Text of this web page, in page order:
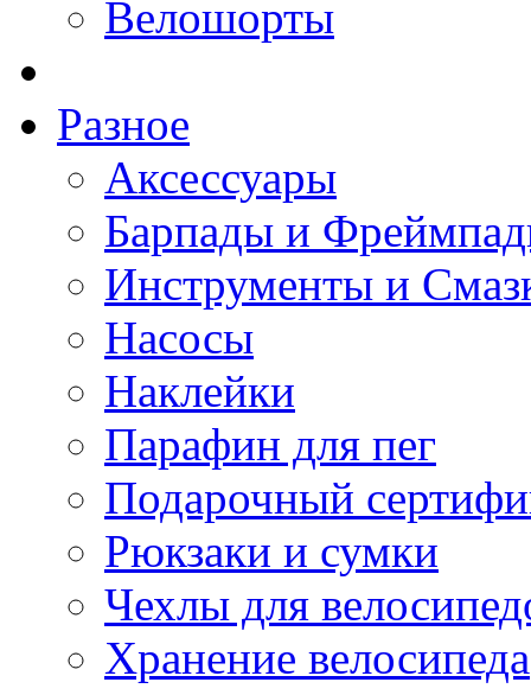
Велошорты
Разное
Аксессуары
Барпады и
Инструменты и
Насосы
Наклейки
Парафин для пег
Подарочный
Рюкзаки и сумки
Чехлы для
Хранение велосипеда